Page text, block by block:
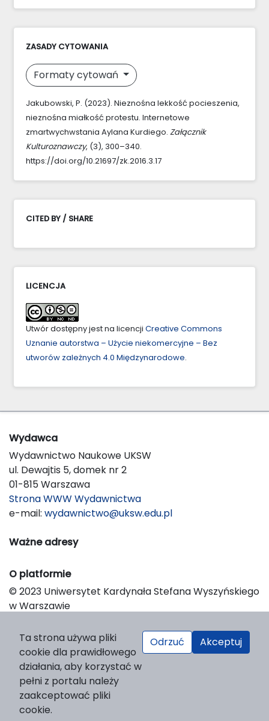
ZASADY CYTOWANIA
Formaty cytowań
Jakubowski, P. (2023). Nieznośna lekkość pocieszenia,
nieznośna miałkość protestu. Internetowe
zmartwychwstania Aylana Kurdiego. Załącznik
Kulturoznawczy, (3), 300–340.
https://doi.org/10.21697/zk.2016.3.17
CITED BY / SHARE
LICENCJA
Utwór dostępny jest na licencji Creative Commons
Uznanie autorstwa – Użycie niekomercyjne – Bez
utworów zależnych 4.0 Międzynarodowe.
Wydawca
Wydawnictwo Naukowe UKSW
ul. Dewajtis 5, domek nr 2
01-815 Warszawa
Strona WWW Wydawnictwa
e-mail: wydawnictwo@uksw.edu.pl
Ważne adresy
O platformie
© 2023 Uniwersytet Kardynała Stefana Wyszyńskiego
w Warszawie
Platform & Workflow by OJS/PKP
Ta strona używa pliki
cookie dla prawidłowego
działania, aby korzystać w
pełni z portalu należy
zaakceptować pliki
cookie.
Odrzuć Akceptuj